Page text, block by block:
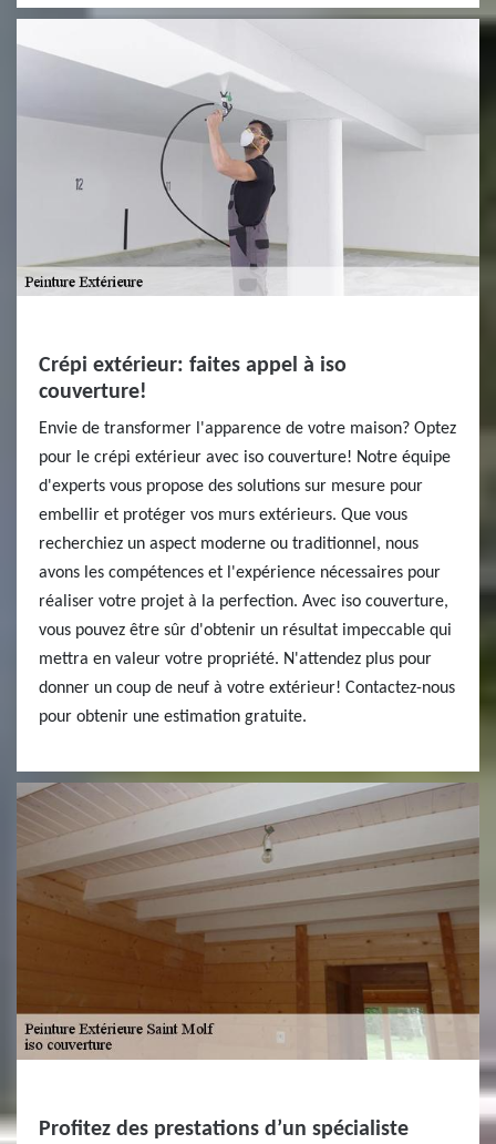
Crépi extérieur: faites appel à iso
couverture!
Envie de transformer l'apparence de votre maison? Optez
pour le crépi extérieur avec iso couverture! Notre équipe
d'experts vous propose des solutions sur mesure pour
embellir et protéger vos murs extérieurs. Que vous
recherchiez un aspect moderne ou traditionnel, nous
avons les compétences et l'expérience nécessaires pour
réaliser votre projet à la perfection. Avec iso couverture,
vous pouvez être sûr d'obtenir un résultat impeccable qui
mettra en valeur votre propriété. N'attendez plus pour
donner un coup de neuf à votre extérieur! Contactez-nous
pour obtenir une estimation gratuite.
Profitez des prestations d’un spécialiste